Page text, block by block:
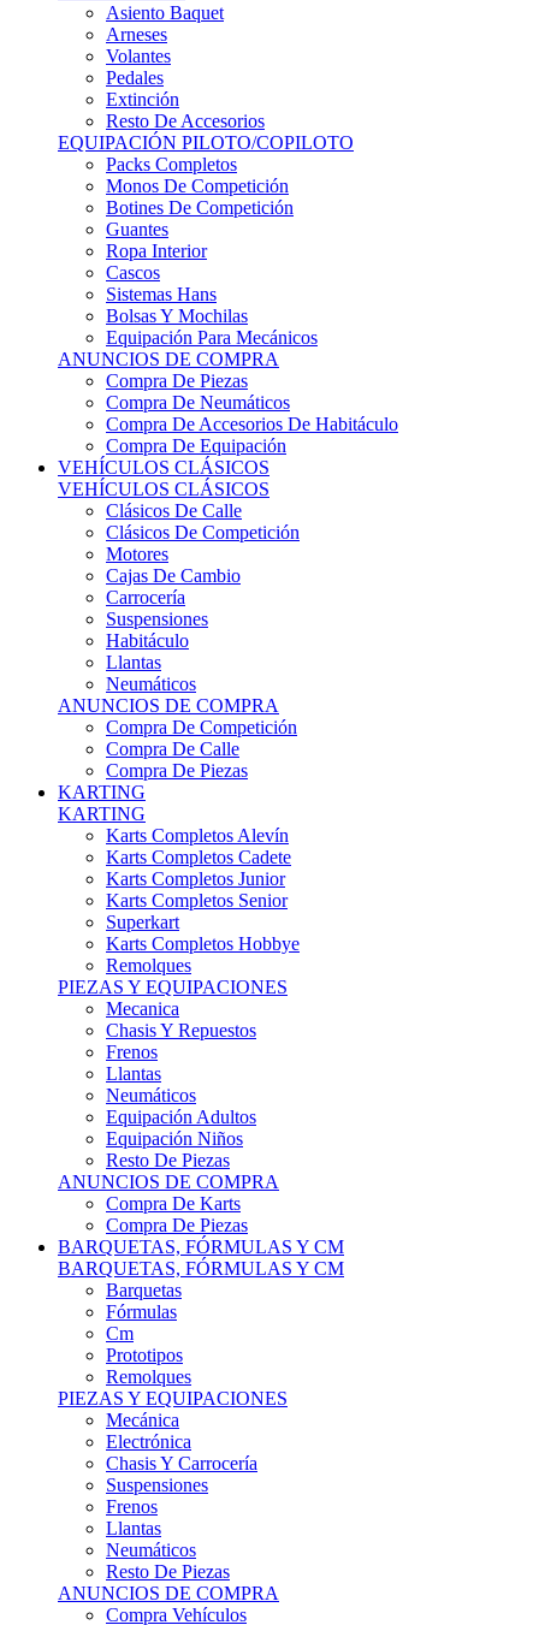
Arneses
Volantes
Pedales
Extinción
Resto De Accesorios
EQUIPACIÓN PILOTO/COPILOTO
Packs Completos
Monos De Competición
Botines De Competición
Guantes
Ropa Interior
Cascos
Sistemas Hans
Bolsas Y Mochilas
Equipación Para Mecánicos
ANUNCIOS DE COMPRA
Compra De Piezas
Compra De Neumáticos
Compra De Accesorios De Habitáculo
Compra De Equipación
VEHÍCULOS CLÁSICOS
VEHÍCULOS CLÁSICOS
Clásicos De Calle
Clásicos De Competición
Motores
Cajas De Cambio
Carrocería
Suspensiones
Habitáculo
Llantas
Neumáticos
ANUNCIOS DE COMPRA
Compra De Competición
Compra De Calle
Compra De Piezas
KARTING
KARTING
Karts Completos Alevín
Karts Completos Cadete
Karts Completos Junior
Karts Completos Senior
Superkart
Karts Completos Hobbye
Remolques
PIEZAS Y EQUIPACIONES
Mecanica
Chasis Y Repuestos
Frenos
Llantas
Neumáticos
Equipación Adultos
Equipación Niños
Resto De Piezas
ANUNCIOS DE COMPRA
Compra De Karts
Compra De Piezas
BARQUETAS, FÓRMULAS Y CM
BARQUETAS, FÓRMULAS Y CM
Barquetas
Fórmulas
Cm
Prototipos
Remolques
PIEZAS Y EQUIPACIONES
Mecánica
Electrónica
Chasis Y Carrocería
Suspensiones
Frenos
Llantas
Neumáticos
Resto De Piezas
ANUNCIOS DE COMPRA
Compra Vehículos
Compra De Piezas